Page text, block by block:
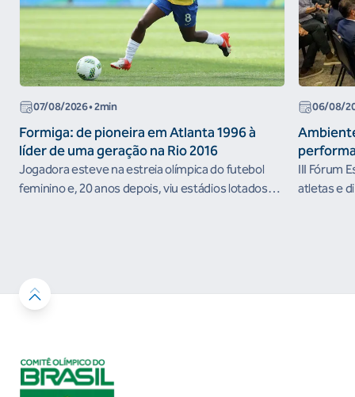
07/08/2026• 2min
Formiga: de pioneira em Atlanta 1996 à
líder de uma geração na Rio 2016
Jogadora esteve na estreia olímpica do futebol
feminino e, 20 anos depois, viu estádios lotados
06/08/
III Fórum
atletas e